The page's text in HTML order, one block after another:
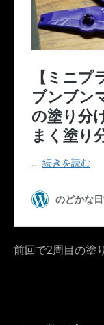
前回で2周目の塗